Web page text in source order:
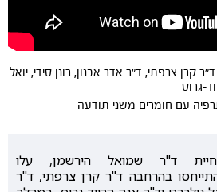
קרן צרפתי, ד"ר אדר אבנון, רונן סידי, יואל
גרוס
עם חומרים משני תודעה
ד"ר שמואל הירשמן, עלו
בהרחבה ד"ר קרן צרפתי, ד"ר